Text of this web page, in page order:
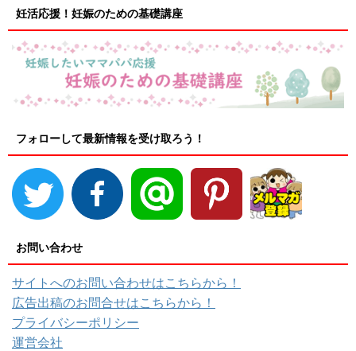
妊活応援！妊娠のための基礎講座
フォローして最新情報を受け取ろう！
お問い合わせ
サイトへのお問い合わせはこちらから！
広告出稿のお問合せはこちらから！
プライバシーポリシー
運営会社